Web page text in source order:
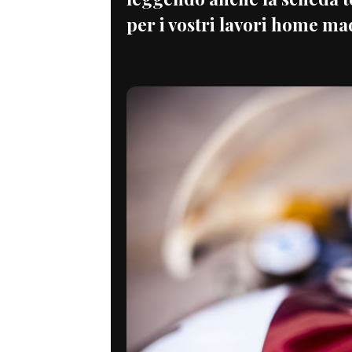
per i vostri lavori home